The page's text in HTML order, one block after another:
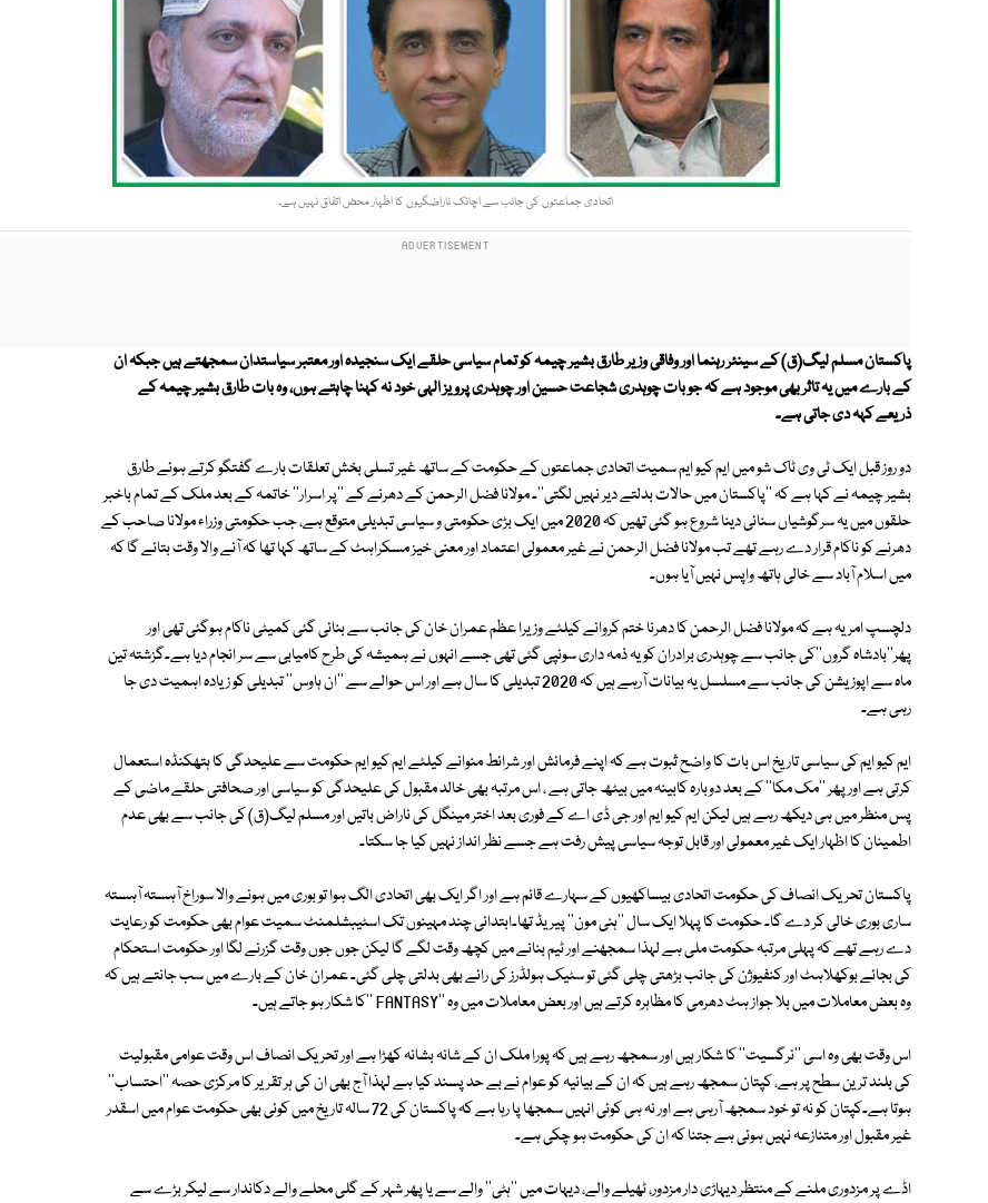
اتحادی جماعتوں کی جانب سے اچانک ناراضگیوں کا اظہار محض اتفاق نہیں ہے۔
پاکستان مسلم لیگ(ق) کے سینئر رہنما اور وفاقی وزیر طارق بشیر چیمہ کو تمام سیاسی حلقے ایک سنجیدہ اور معتبر سیاستدان سمجھتے ہیں جبکہ ان
کے بارے میں یہ تاثر بھی موجود ہے کہ جو بات چوہدری شجاعت حسین اور چوہدری پرویز الہی خود نہ کہنا چاہتے ہوں، وہ بات طارق بشیر چیمہ کے
ذریعے کہہ دی جاتی ہے۔
دو روز قبل ایک ٹی وی ٹاک شو میں ایم کیو ایم سمیت اتحادی جماعتوں کے حکومت کے ساتھ غیر تسلی بخش تعلقات بارے گفتگو کرتے ہوئے طارق
بشیر چیمہ نے کہا ہے کہ ''پاکستان میں حالات بدلتے دیر نہیں لگتی''۔ مولانا فضل الرحمن کے دھرنے کے ''پر اسرار'' خاتمہ کے بعد ملک کے تمام باخبر
حلقوں میں یہ سرگوشیاں سنائی دینا شروع ہو گئی تھیں کہ 2020 میں ایک بڑی حکومتی و سیاسی تبدیلی متوقع ہے، جب حکومتی وزراء مولانا صاحب کے
دھرنے کو ناکام قرار دے رہے تھے تب مولانا فضل الرحمن نے غیر معمولی اعتماد اور معنی خیز مسکراہٹ کے ساتھ کہا تھا کہ آنے والا وقت بتائے گا کہ
میں اسلام آباد سے خالی ہاتھ واپس نہیں آیا ہوں۔
دلچسپ امر یہ ہے کہ مولانا فضل الرحمن کا دھرنا ختم کروانے کیلئے وزیرا عظم عمران خان کی جانب سے بنائی گئی کمیٹی ناکام ہوگئی تھی اور
پھر''بادشاہ گروں''کی جانب سے چوہدری برادران کو یہ ذمہ داری سونپی گئی تھی جسے انہوں نے ہمیشہ کی طرح کامیابی سے سر انجام دیا ہے۔گزشتہ تین
ماہ سے اپوزیشن کی جانب سے مسلسل یہ بیانات آرہے ہیں کہ 2020 تبدیلی کا سال ہے اور اس حوالے سے ''ان ہاوس'' تبدیلی کو زیادہ اہمیت دی جا
رہی ہے۔
ایم کیو ایم کی سیاسی تاریخ اس بات کا واضح ثبوت ہے کہ اپنے فرمائش اور شرائط منوانے کیلئے ایم کیو ایم حکومت سے علیحدگی کا ہتھکنڈہ استعمال
کرتی ہے اور پھر ''مک مکا'' کے بعد دوبارہ کابینہ میں بیٹھ جاتی ہے ، اس مرتبہ بھی خالد مقبول کی علیحدگی کو سیاسی اور صحافتی حلقے ماضی کے
پس منظر میں ہی دیکھ رہے ہیں لیکن ایم کیو ایم اور جی ڈی اے کے فوری بعد اختر مینگل کی ناراض باتیں اور مسلم لیگ(ق) کی جانب سے بھی عدم
اطمینان کا اظہار ایک غیر معمولی اور قابل توجہ سیاسی پیش رفت ہے جسے نظر انداز نہیں کیا جا سکتا۔
پاکستان تحریک انصاف کی حکومت اتحادی بیساکھیوں کے سہارے قائم ہے اور اگر ایک بھی اتحادی الگ ہوا تو بوری میں ہونے والا سوراخ آہستہ آہستہ
ساری بوری خالی کر دے گا۔ حکومت کا پہلا ایک سال ''ہنی مون'' پیریڈ تھا۔ابتدائی چند مہینوں تک اسٹیبشلمنٹ سمیت عوام بھی حکومت کو رعایت
دے رہے تھے کہ پہلی مرتبہ حکومت ملی ہے لہذا سمجھنے اور ٹیم بنانے میں کچھ وقت لگے گا لیکن جوں جوں وقت گزرنے لگا اور حکومت استحکام
کی بجائے بوکھلاہٹ اور کنفیوژن کی جانب بڑھتی چلی گئی تو سٹیک ہولڈرز کی رائے بھی بدلتی چلی گئی۔ عمران خان کے بارے میں سب جانتے ہیں کہ
وہ بعض معاملات میں بلا جواز ہٹ دھرمی کا مظاہرہ کرتے ہیں اور بعض معاملات میں وہ ''FANTASY ''کا شکار ہو جاتے ہیں۔
اس وقت بھی وہ اسی ''نرگسیت'' کا شکار ہیں اور سمجھ رہے ہیں کہ پورا ملک ان کے شانہ بشانہ کھڑا ہے اور تحریک انصاف اس وقت عوامی مقبولیت
کی بلند ترین سطح پر ہے، کپتان سمجھ رہے ہیں کہ ان کے بیانیہ کو عوام نے بے حد پسند کیا ہے لہذا آج بھی ان کی ہر تقریر کا مرکزی حصہ ''احتساب''
ہوتا ہے۔کپتان کو نہ تو خود سمجھ آرہی ہے اور نہ ہی کوئی انہیں سمجھا پا رہا ہے کہ پاکستان کی 72 سالہ تاریخ میں کوئی بھی حکومت عوام میں اسقدر
غیر مقبول اور متنازعہ نہیں ہوئی ہے جتنا کہ ان کی حکومت ہو چکی ہے۔
اڈے پر مزدوری ملنے کے منتظر دیہاڑی دار مزدور، ٹھیلے والے، دیہات میں ''ہٹی'' والے سے یا پھر شہر کے گلی محلے والے دکاندار سے لیکر بڑے سے